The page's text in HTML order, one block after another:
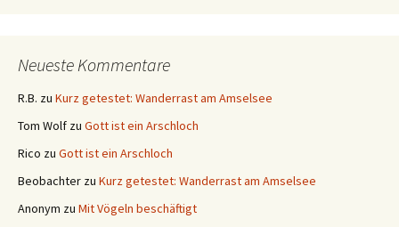
Neueste Kommentare
R.B. zu Kurz getestet: Wanderrast am Amselsee
Tom Wolf zu Gott ist ein Arschloch
Rico zu Gott ist ein Arschloch
Beobachter zu Kurz getestet: Wanderrast am Amselsee
Anonym zu Mit Vögeln beschäftigt